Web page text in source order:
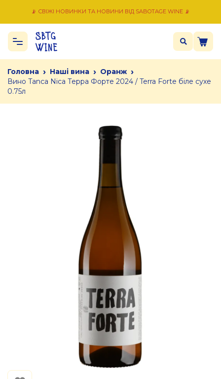
📡 СВІЖІ НОВИНКИ ТА НОВИНИ ВІД SABOTAGE WINE 📡
Головна › Наші вина › Оранж ›
Вино Tanca Nica Терра Форте 2024 / Terra Forte біле сухе
0.75л